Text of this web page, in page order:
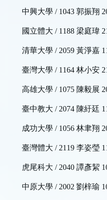
中興大學 / 1043 郭振翔
國立體大 / 1188 梁庭瑋
清華大學 / 2059 黃淨嘉
臺灣大學 / 1164 林小安
高雄大學 / 1075 陳毅展
臺中教大 / 2074 陳紆廷
成功大學 / 1056 林聿翔
臺灣體大 / 2119 李姿瑩
虎尾科大 / 2040 譚彥絜
中原大學 / 2002 劉梓瑜